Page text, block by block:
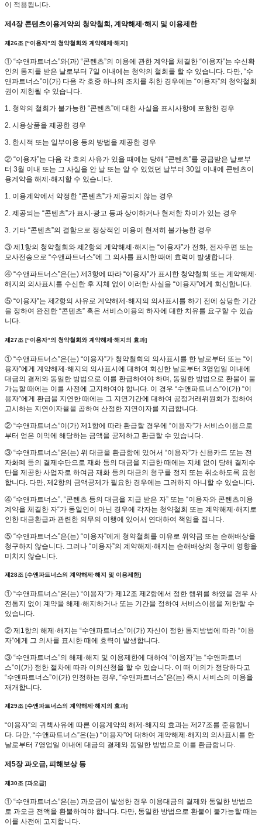
이 적용됩니다.
제4장 콘텐츠이용계약의 청약철회, 계약해제·해지 및 이용제한
제26조 [“이용자”의 청약철회와 계약해제·해지]
① “수앤파트너스”와(과) “콘텐츠”의 이용에 관한 계약을 체결한 “이용자”는 수신확
인의 통지를 받은 날로부터 7일 이내에는 청약의 철회를 할 수 있습니다. 다만, “수
앤파트너스”이(가) 다음 각 호중 하나의 조치를 취한 경우에는 “이용자”의 청약철회
권이 제한될 수 있습니다.
1. 청약의 철회가 불가능한 “콘텐츠”에 대한 사실을 표시사항에 포함한 경우
2. 시용상품을 제공한 경우
3. 한시적 또는 일부이용 등의 방법을 제공한 경우
② “이용자”는 다음 각 호의 사유가 있을 때에는 당해 “콘텐츠”를 공급받은 날로부
터 3월 이내 또는 그 사실을 안 날 또는 알 수 있었던 날부터 30일 이내에 콘텐츠이
용계약을 해제·해지할 수 있습니다.
1. 이용계약에서 약정한 “콘텐츠”가 제공되지 않는 경우
2. 제공되는 “콘텐츠”가 표시·광고 등과 상이하거나 현저한 차이가 있는 경우
3. 기타 “콘텐츠”의 결함으로 정상적인 이용이 현저히 불가능한 경우
③ 제1항의 청약철회와 제2항의 계약해제·해지는 “이용자”가 전화, 전자우편 또는
모사전송으로 “수앤파트너스”에 그 의사를 표시한 때에 효력이 발생합니다.
④ “수앤파트너스”은(는) 제3항에 따라 “이용자”가 표시한 청약철회 또는 계약해제·
해지의 의사표시를 수신한 후 지체 없이 이러한 사실을 “이용자”에게 회신합니다.
⑤ “이용자”는 제2항의 사유로 계약해제·해지의 의사표시를 하기 전에 상당한 기간
을 정하여 완전한 “콘텐츠” 혹은 서비스이용의 하자에 대한 치유를 요구할 수 있습
니다.
제27조 [“이용자”의 청약철회와 계약해제·해지의 효과]
① “수앤파트너스”은(는) “이용자”가 청약철회의 의사표시를 한 날로부터 또는 “이
용자”에게 계약해제·해지의 의사표시에 대하여 회신한 날로부터 3영업일 이내에
대금의 결제와 동일한 방법으로 이를 환급하여야 하며, 동일한 방법으로 환불이 불
가능할 때에는 이를 사전에 고지하여야 합니다. 이 경우 “수앤파트너스”이(가) “이
용자”에게 환급을 지연한 때에는 그 지연기간에 대하여 공정거래위원회가 정하여
고시하는 지연이자율을 곱하여 산정한 지연이자를 지급합니다.
② “수앤파트너스”이(가) 제1항에 따라 환급할 경우에 “이용자”가 서비스이용으로
부터 얻은 이익에 해당하는 금액을 공제하고 환급할 수 있습니다.
③ “수앤파트너스”은(는) 위 대금을 환급함에 있어서 “이용자”가 신용카드 또는 전
자화폐 등의 결제수단으로 재화 등의 대금을 지급한 때에는 지체 없이 당해 결제수
단을 제공한 사업자로 하여금 재화 등의 대금의 청구를 정지 또는 취소하도록 요청
합니다. 다만, 제2항의 금액공제가 필요한 경우에는 그러하지 아니할 수 있습니다.
④ “수앤파트너스”, “콘텐츠 등의 대금을 지급 받은 자” 또는 “이용자와 콘텐츠이용
계약을 체결한 자“가 동일인이 아닌 경우에 각자는 청약철회 또는 계약해제·해지로
인한 대금환급과 관련한 의무의 이행에 있어서 연대하여 책임을 집니다.
⑤ “수앤파트너스”은(는) “이용자”에게 청약철회를 이유로 위약금 또는 손해배상을
청구하지 않습니다. 그러나 “이용자”의 계약해제·해지는 손해배상의 청구에 영향을
미치지 않습니다.
제28조 [수앤파트너스의 계약해제·해지 및 이용제한]
① “수앤파트너스”은(는) “이용자”가 제12조 제2항에서 정한 행위를 하였을 경우 사
전통지 없이 계약을 해제·해지하거나 또는 기간을 정하여 서비스이용을 제한할 수
있습니다.
② 제1항의 해제·해지는 “수앤파트너스”이(가) 자신이 정한 통지방법에 따라 “이용
자”에게 그 의사를 표시한 때에 효력이 발생합니다.
③ “수앤파트너스”의 해제·해지 및 이용제한에 대하여 “이용자”는 “수앤파트너
스”이(가) 정한 절차에 따라 이의신청을 할 수 있습니다. 이 때 이의가 정당하다고
“수앤파트너스”이(가) 인정하는 경우, “수앤파트너스”은(는) 즉시 서비스의 이용을
재개합니다.
제29조 [수앤파트너스의 계약해제·해지의 효과]
“이용자”의 귀책사유에 따른 이용계약의 해제·해지의 효과는 제27조를 준용합니
다. 다만, “수앤파트너스”은(는) “이용자”에 대하여 계약해제·해지의 의사표시를 한
날로부터 7영업일 이내에 대금의 결제와 동일한 방법으로 이를 환급합니다.
제5장 과오금, 피해보상 등
제30조 [과오금]
① “수앤파트너스”은(는) 과오금이 발생한 경우 이용대금의 결제와 동일한 방법으
로 과오금 전액을 환불하여야 합니다. 다만, 동일한 방법으로 환불이 불가능할 때는
이를 사전에 고지합니다.